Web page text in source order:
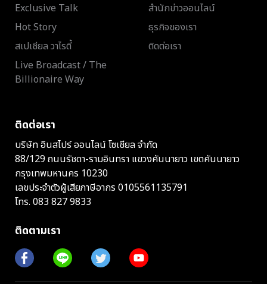
Exclusive Talk
Hot Story
สเปเชียล วาไรตี้
Live Broadcast / The
Billionaire Way
สำนักข่าวออนไลน์
ธุรกิจของเรา
ติดต่อเรา
ติดต่อเรา
บริษัท อินสไปร์ ออนไลน์ โซเชียล จำกัด
88/129 ถนนรัชดา-รามอินทรา แขวงคันนายาว เขตคันนายาว
กรุงเทพมหานคร 10230
เลขประจำตัวผู้เสียภาษีอากร 0105561135791
โทร. 083 827 9833
ติดตามเรา